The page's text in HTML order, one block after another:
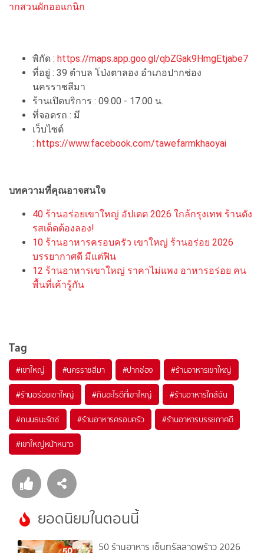
ากสวนผักออแกนิก
พิกัด : https://maps.app.goo.gl/qbZGak9HmgEtjabe7
ที่อยู่ : 39 ตำบล โป่งตาลอง อำเภอปากช่อง
นครราชสีมา
ร้านเปิดบริการ : 09.00 - 17.00 น.
ที่จอดรถ : มี
เว็บไซต์
: https://www.facebook.com/tawefarmkhaoyai
บทความที่คุณอาจสนใจ
40 ร้านอร่อยเขาใหญ่ อัปเดต 2026 ใกล้กรุงเทพ ร้านดัง
รสเด็ดต้องลอง!
10 ร้านอาหารครอบครัว เขาใหญ่ ร้านอร่อย 2026
บรรยากาศดี มีแต่ฟิน
12 ร้านอาหารเขาใหญ่ ราคาไม่แพง อาหารอร่อย คน
พื้นที่เค้ารู้กัน
Tag
#เขาใหญ่ #นครราชสีมา #ปากช่อง #ร้านอาหารเขาใหญ่
#ร้านอร่อยเขาใหญ่ #กินอะไรดีที่เขาใหญ่ #ร้านอาหารใกล้ฉัน
#ถนนธนะรัตช์ #ร้านอาหารครอบครัว #ร้านอาหารบรรยกาศดี
#เขาใหญ่หน้าหนาว
ยอดนิยมในตอนนี้
50 ร้านอาหาร เซ็นทรัลลาดพร้าว 2026